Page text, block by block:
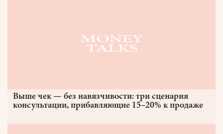
Выше чек — без навязчивости: три сценария
консультации, прибавляющие 15–20% к продаже